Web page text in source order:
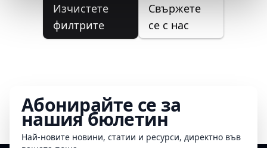
Изчистете
филтрите
Свържете
се с нас
Абонирайте се за
нашия бюлетин
Най-новите новини, статии и ресурси, директно във